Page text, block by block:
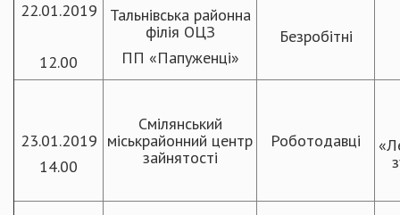
22.01.2019
12.00
Тальнівська районна
філія ОЦЗ
ПП «Папуженці»
Безробітні
23.01.2019
14.00
Смілянський
міськрайонний центр
зайнятості
Роботодавці